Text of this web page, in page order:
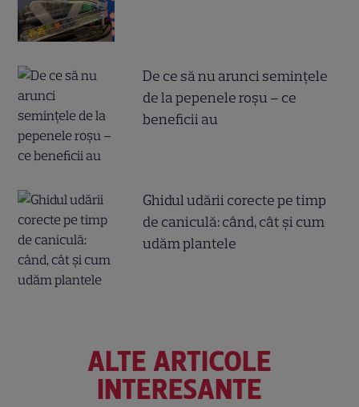
De ce să nu arunci semințele
de la pepenele roșu – ce
beneficii au
Ghidul udării corecte pe timp
de caniculă: când, cât şi cum
udăm plantele
ALTE ARTICOLE
INTERESANTE